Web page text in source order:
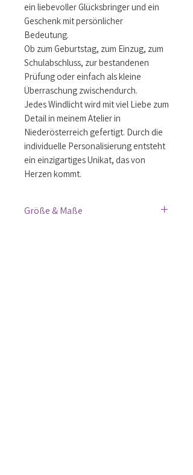
ein liebevoller Glücksbringer und ein
Geschenk mit persönlicher
Bedeutung.
Ob zum Geburtstag, zum Einzug, zum
Schulabschluss, zur bestandenen
Prüfung oder einfach als kleine
Überraschung zwischendurch.
Jedes Windlicht wird mit viel Liebe zum
Detail in meinem Atelier in
Niederösterreich gefertigt. Durch die
individuelle Personalisierung entsteht
ein einzigartiges Unikat, das von
Herzen kommt.
Größe & Maße